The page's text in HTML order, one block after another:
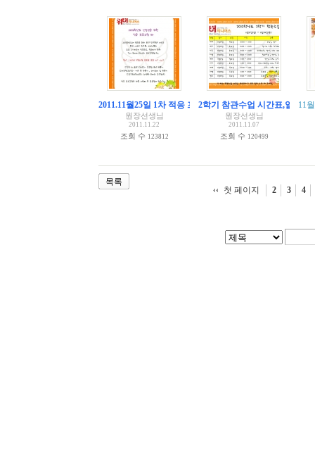
2011.11월25일 1차 적응 프로그램 안내 [1]
원장선생님
2011.11.22
조회 수 123812
2학기 참관수업 시간표,일정공
원장선생님
2011.11.07
조회 수 120499
11
목록
첫 페이지
2 3 4